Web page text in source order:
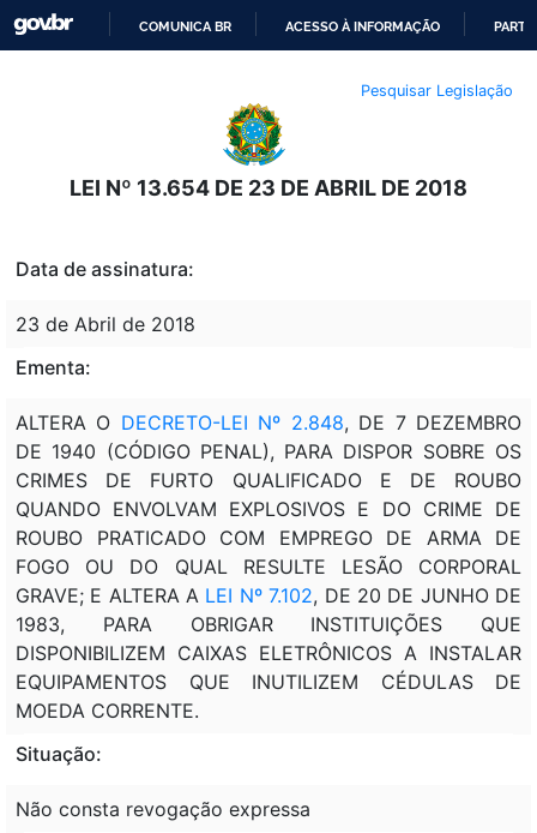
O
CONTEÚDO
COMUNICA BR ACESSO À INFORMAÇÃO
Pesquisar Legislação
LEI Nº 13.654 DE 23 DE ABRIL DE 2018
Data de assinatura:
23 de Abril de 2018
Ementa:
ALTERA O DECRETO-LEI Nº 2.848, DE 7 DEZEMBRO
DE 1940 (CÓDIGO PENAL), PARA DISPOR SOBRE OS
CRIMES DE FURTO QUALIFICADO E DE ROUBO
QUANDO ENVOLVAM EXPLOSIVOS E DO CRIME DE
ROUBO PRATICADO COM EMPREGO DE ARMA DE
FOGO OU DO QUAL RESULTE LESÃO CORPORAL
GRAVE; E ALTERA A LEI Nº 7.102, DE 20 DE JUNHO DE
1983, PARA OBRIGAR INSTITUIÇÕES QUE
DISPONIBILIZEM CAIXAS ELETRÔNICOS A INSTALAR
EQUIPAMENTOS QUE INUTILIZEM CÉDULAS DE
MOEDA CORRENTE.
Situação:
Não consta revogação expressa